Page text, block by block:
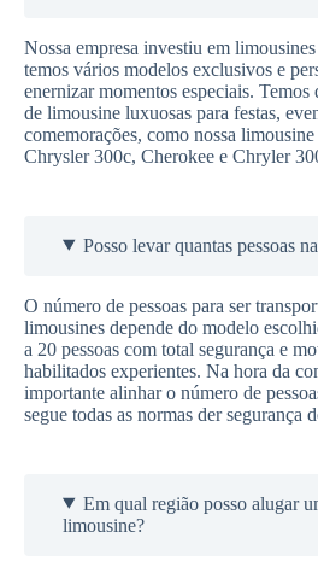
Nossa empresa investiu em
temos vários modelos exclusivos e
enernizar momentos especiais. Temos
de limousine luxuosas para festas,
comemorações, como nossa
Chrysler 300c, Cherokee e Chryler
Posso levar quantas pessoas
O número de pessoas para ser
limousines depende do modelo
a 20 pessoas com total segurança e
habilitados experientes. Na hora da
importante alinhar o número de
segue todas as normas der segurança
Em qual região posso alugar
limousine?